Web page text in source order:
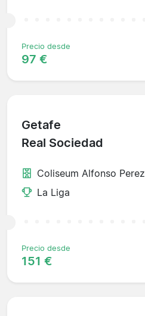
Precio desde
97 €
Getafe
Real Sociedad
Coliseum Alfonso Perez
La Liga
Precio desde
151 €